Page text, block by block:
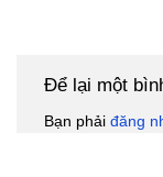
Để lại một
Bạn phải đăng